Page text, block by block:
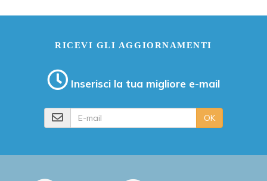
RICEVI GLI AGGIORNAMENTI
Inserisci la tua migliore e-mail
OK